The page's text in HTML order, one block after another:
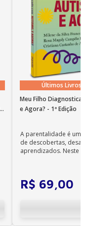
Últimos Livros
Meu Filho
e Agora? - 1ª Edição
A parentalidade é uma
de descobertas,
aprendizados. Neste
R$ 69,00